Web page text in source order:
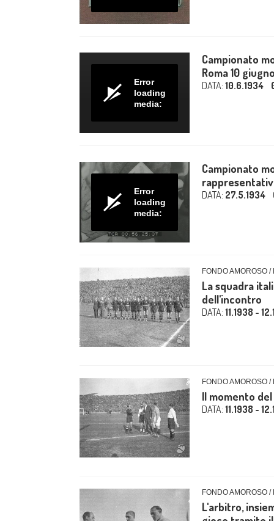
Error
loading
media:
Campionato
Roma 10
DATA: 10.6.1934
Error
loading
media:
Campionato
DATA: 27.5.1934
FONDO AMOROSO
La squadra
dell'incontro
DATA: 11.1938 -
FONDO AMOROSO
Il momento
DATA: 11.1938 -
FONDO AMOROSO
L'arbitro,